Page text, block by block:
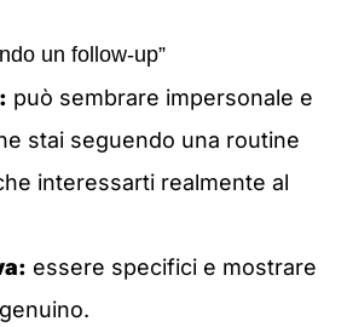
un follow-up”
può sembrare impersonale e
stai seguendo una routine
interessarti realmente al
essere specifici e mostrare